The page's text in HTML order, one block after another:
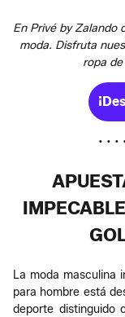
En Privé by Zalando
moda. Disfruta
ropa
• • •
La moda masculina
para hombre está
deporte distinguido